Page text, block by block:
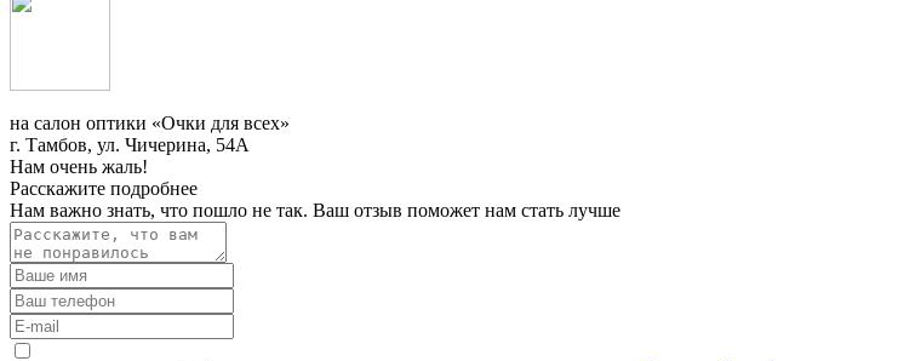
на салон оптики «Очки для всех»
г. Тамбов, ул. Чичерина, 54А
Нам очень жаль!
Расскажите подробнее
Нам важно знать, что пошло не так. Ваш отзыв поможет нам стать лучше